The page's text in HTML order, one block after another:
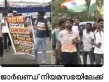
ജാർഖണ്ഡ് നിയമസഭയിലേക്ക്